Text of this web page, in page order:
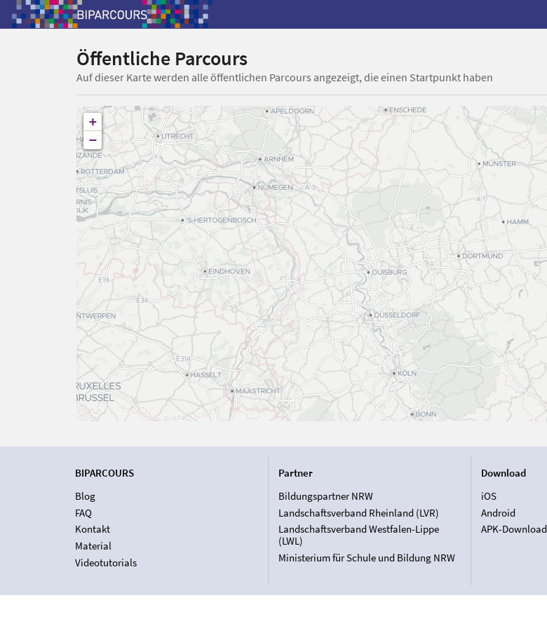
Öffentliche Parcours
Auf dieser Karte werden alle öffentlichen Parcours angezeigt, die einen Startpunkt haben
+
−
BIPARCOURS
Blog
FAQ
Kontakt
Material
Videotutorials
Partner
Bildungspartner NRW
Landschaftsverband Rheinland (LVR)
Landschaftsverband Westfalen-Lippe
(LWL)
Ministerium für Schule und Bildung NRW
Download
iOS
Android
APK-Download